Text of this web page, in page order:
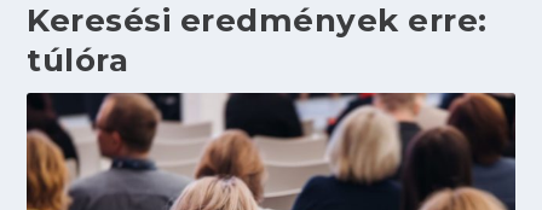
Keresési eredmények erre:
túlóra